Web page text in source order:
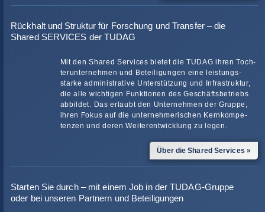
Rückhalt und Struktur für Forschung und Transfer – die
Shared SERVICES der TUDAG
Mit den Shared Ser­vices bie­tet die TUDAG ihren Toch­
ter­un­ter­neh­men und Betei­li­gun­gen eine leis­tungs­
starke admi­nis­tra­tive Unter­stüt­zung und Infra­struk­tur,
die alle wich­ti­gen Funk­tio­nen des Geschäfts­be­triebs
abbil­det. Das erlaubt den Unter­neh­men der Gruppe,
ihren Fokus auf die unter­neh­me­ri­schen Kern­kom­pe­
ten­zen und deren Wei­ter­ent­wick­lung zu legen.
Über die Shared Services »
Starten Sie durch – mit einem Job in der TUDAG-Gruppe
oder bei unseren Partnern und Beteiligungen